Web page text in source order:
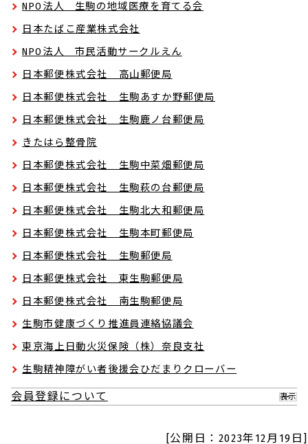
NPO法人 生駒の地域医療を育てる会
日本たばこ産業株式会社
NPO法人 市民活動サークルえん
日本郵便株式会社 高山郵便局
日本郵便株式会社 生駒あすか野郵便局
日本郵便株式会社 生駒鹿ノ台郵便局
きたはら整骨院
日本郵便株式会社 生駒中菜畑郵便局
日本郵便株式会社 生駒萩の台郵便局
日本郵便株式会社 生駒北大和郵便局
日本郵便株式会社 生駒本町郵便局
日本郵便株式会社 生駒郵便局
日本郵便株式会社 東生駒郵便局
日本郵便株式会社 南生駒郵便局
生駒市健康づくり推進員連絡協議会
東京海上日動火災保険（株）奈良支社
生駒精神障がい者後援会ひだまりクローバー
会員登録について 表示
[公開日：2023年12月19日]